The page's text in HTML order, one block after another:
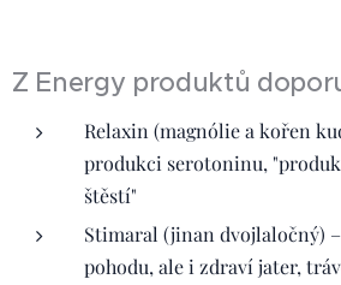
Z Energy produktů
Relaxin (magnólie a kořen
produkci serotoninu,
štěstí"
Stimaral (jinan dvojlaločný)
pohodu, ale i zdraví jater,